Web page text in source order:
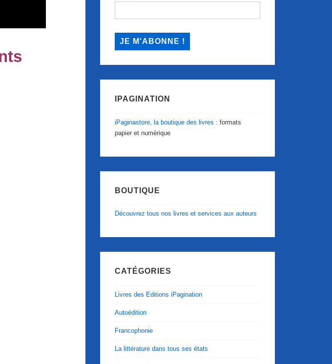
IPAGINATION
iPaginastore, la boutique des livres : formats
papier et numérique
BOUTIQUE
Découvrez tous nos livres et services aux auteurs
CATÉGORIES
Livres des Editions iPagination
Autoédition
Francophonie
La littérature dans tous ses états